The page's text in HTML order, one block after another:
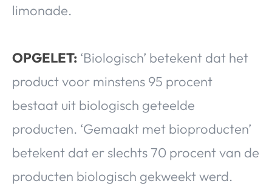
limonade.
OPGELET: ‘Biologisch’ betekent dat het
product voor minstens 95 procent
bestaat uit biologisch geteelde
producten. ‘Gemaakt met bioproducten’
betekent dat er slechts 70 procent van de
producten biologisch gekweekt werd.